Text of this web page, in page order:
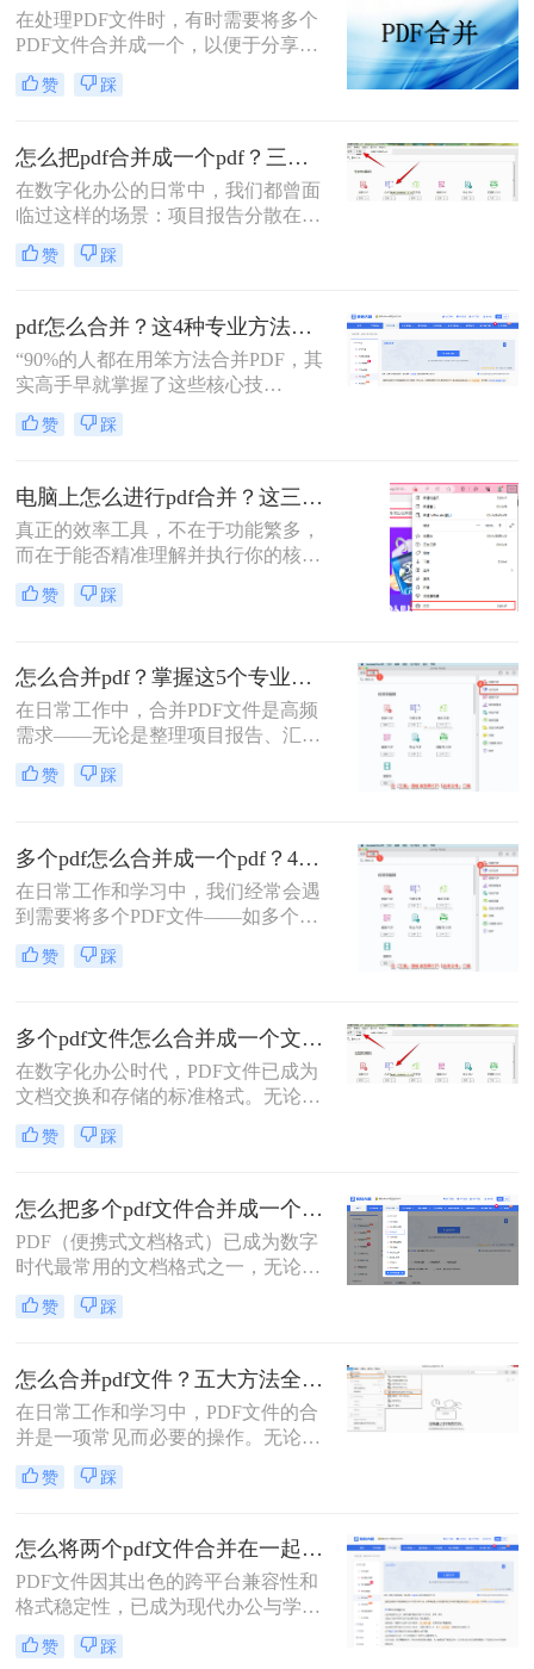
在处理PDF文件时，有时需要将多个
PDF文件合并成一个，以便于分享、
存储或打印。那么如何把5个pdf弄成
一个呢？本文将介绍两种将五个PDF
赞 踩
怎么把pdf合并成一个pdf？三招教你高效整合关键信息！
在数字化办公的日常中，我们都曾面
临过这样的场景：项目报告分散在多
个PDF里，学术论文章节各自独立，
或是一堆扫描合同需要整合。PDF合
响着我们的信息处理效率与专业形
象。那么怎么把pdf合并成一个pdf
呢？今天，作为一名深耕办公软件领
域多年的测评博主，我将为你揭秘三
种最高效的PDF合并方案，帮你彻底
摆脱文档管理的困扰。
赞 踩
pdf怎么合并？这4种专业方法，让你效率翻倍！
“90%的人都在用笨方法合并PDF，其
实高手早就掌握了这些核心技
巧。”作为一名在电脑办公软件领域
深耕多年的测评博主，每天都会收到
中，“PDF怎么合并”这个问题出现的
频率高居不下。这看似简单的操作，
却实实在在地困扰着众多职场人：报
告整合、资料归档、方案提交……每
一次低效的手动处理，都在悄悄吞噬
你的时间与耐心。
赞 踩
电脑上怎么进行pdf合并？这三招，让你十分钟从小白变高手！
真正的效率工具，不在于功能繁多，
而在于能否精准理解并执行你的核心
意图。“小编，快帮帮我！明早汇报
用的方案，十几份PDF还散着，甲方
紧急求助。
赞 踩
怎么合并pdf？掌握这5个专业方法，效率提升300%！
在日常工作中，合并PDF文件是高频
需求——无论是整理项目报告、汇总
客户资料，还是准备学术论文。但许
多人仍在用低效、有风险的方法处理
我今天为你带来一份系统、专业的
PDF合并指南，助你告别效率低下与
安全隐患。
赞 踩
多个pdf怎么合并成一个pdf？4种合并pdf方法详解！
在日常工作和学习中，我们经常会遇
到需要将多个PDF文件——如多个章
节的电子书、一系列扫描件、不同来
源的报告或发票——整合为一个单一
然而，面对这一看似简单的任务，许
多用户却不知从何下手，或者使用的
工具不够高效、安全。
赞 踩
多个pdf文件怎么合并成一个文件？从新手到高手的完整指南！
在数字化办公时代，PDF文件已成为
文档交换和存储的标准格式。无论是
学术研究、工作报告还是法律文件，
我们经常需要将多个PDF文件整合为
对这一需求时常常感到困惑。那么多
个pdf文件怎么合并成一个文件呢？本
文将详细介绍七种常用且高效的PDF
合并方法，涵盖不同平台、使用场景
和技术水平，助您轻松应对各种PDF
处理需求。
赞 踩
怎么把多个pdf文件合并成一个？全面指南与详细方法解析！
PDF（便携式文档格式）已成为数字
时代最常用的文档格式之一，无论是
学术论文、商务报告、电子书还是官
方文件，PDF都能保持原始格式在不
作和学习中，我们常常需要将多个
PDF文件合并成一个，以方便管理、
分享或打印。那么怎么把多个pdf文件
合并成一个呢？本文将全面解析多种
PDF合并方法，帮助您根据具体需求
选择最合适的解决方案。
赞 踩
怎么合并pdf文件？五大方法全解析！
在日常工作和学习中，PDF文件的合
并是一项常见而必要的操作。无论是
整理报告、合并多个章节的电子书，
还是将扫描件整合为一份完整文档，
而，面对市场上琳琅满目的工具和方
法，许多用户往往感到困惑：哪种方
法最快捷？哪种最安全？怎么合并pdf
文件=
赞 踩
怎么将两个pdf文件合并在一起？五大方法全面解析！
PDF文件因其出色的跨平台兼容性和
格式稳定性，已成为现代办公与学术
交流中不可或缺的文件格式。然而，
当我们面对需要整合多个PDF文档的
赞 踩